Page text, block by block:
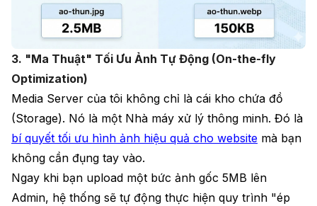
3. "Ma Thuật" Tối Ưu Ảnh Tự Động (On-the-fly
Optimization)
Media Server của tôi không chỉ là cái kho chứa đồ
(Storage). Nó là một Nhà máy xử lý thông minh. Đó là
bí quyết tối ưu hình ảnh hiệu quả cho website mà bạn
không cần đụng tay vào.
Ngay khi bạn upload một bức ảnh gốc 5MB lên
Admin, hệ thống sẽ tự động thực hiện quy trình "ép